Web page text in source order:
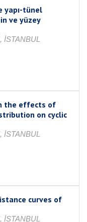
yapı-tünel
ve yüzey
the effects of
on cyclic
curves of